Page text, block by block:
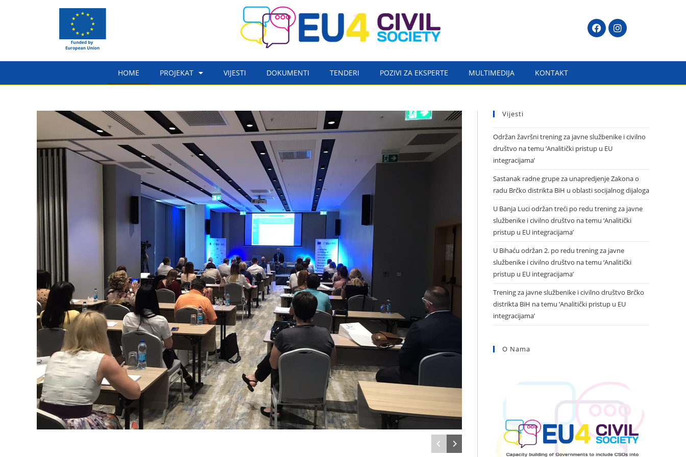
HOME PROJEKAT VIJESTI DOKUMENTI TENDERI POZIVI ZA EKSPERTE MULTIMEDIJA KONTAKT
Vijesti
Održan žavršni trening za javne službenike i civilno
društvo na temu ‘Analitički pristup u EU
integracijama’
Sastanak radne grupe za unapredjenje Zakona o
radu Brčko distrikta BiH u oblasti socijalnog dijaloga
U Banja Luci održan treći po redu trening za javne
službenike i civilno društvo na temu ‘Analitički
pristup u EU integracijama’
U Bihaću održan 2. po redu trening za javne
službenike i civilno društvo na temu ‘Analitički
pristup u EU integracijama’
Trening za javne službenike i civilno društvo Brčko
distrikta BiH na temu ‘Analitički pristup u EU
integracijama’
O Nama